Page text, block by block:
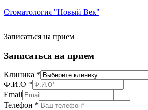
Стоматология "Новый Век"
Записаться на прием
Записаться на прием
Клиника *
Ф.И.О *
Email
Телефон *